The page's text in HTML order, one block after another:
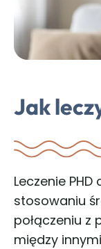
Jak
Leczenie
stosowaniu
połączeniu z
między